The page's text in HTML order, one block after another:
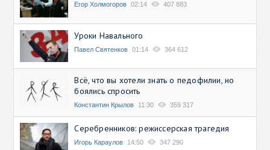
Егор Холмогоров 02:14 407 883
Уроки Навального
Павел Святенков 01:14 364 612
Всё, что вы хотели знать о педофилии, но
боялись спросить
Константин Крылов 11:30 359 317
Серебренников: режиссерская трагедия
Игорь Караулов 14:50 347 290